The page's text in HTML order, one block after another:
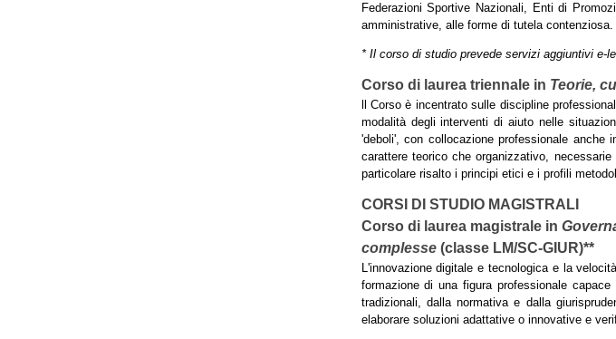
Federazioni Sportive Nazionali, Enti di
amministrative, alle forme di tutela contenziosa.
* Il corso di studio prevede servizi aggiuntivi e-
Corso di laurea triennale in Teorie,
ll Corso è incentrato sulle discipline
modalità degli interventi di aiuto nelle
'deboli', con collocazione professionale
carattere teorico che organizzativo,
particolare risalto i principi etici e i profili
CORSI DI STUDIO MAGISTRALI
Corso di laurea magistrale in
complesse(classe LM/SC-GIUR)**
L'innovazione digitale e tecnologica e la
formazione di una figura professionale
tradizionali, dalla normativa e dalla
elaborare soluzioni adattative o innovative e